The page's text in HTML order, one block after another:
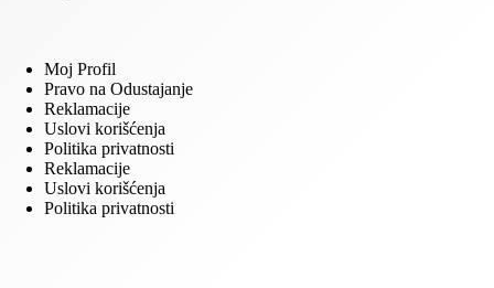
Moj Profil
Pravo na Odustajanje
Reklamacije
Uslovi korišćenja
Politika privatnosti
Reklamacije
Uslovi korišćenja
Politika privatnosti